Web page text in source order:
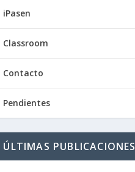
iPasen
Classroom
Contacto
Pendientes
ÚLTIMAS PUBLICACIONES